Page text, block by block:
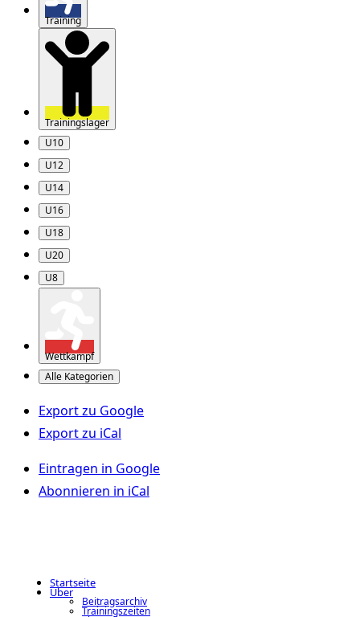
Training
Trainingslager
U10
U12
U14
U16
U18
U20
U8
Wettkampf
Alle Kategorien
Export zu Google
Export zu iCal
Eintragen in Google
Abonnieren in iCal
Startseite
Über
Beitragsarchiv
Trainingszeiten